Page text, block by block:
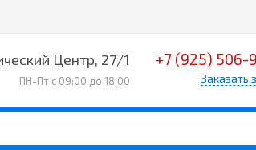
Центр, 27/1
ПН-Пт с 09:00 до 18:00
+7 (925) 506-
Заказать